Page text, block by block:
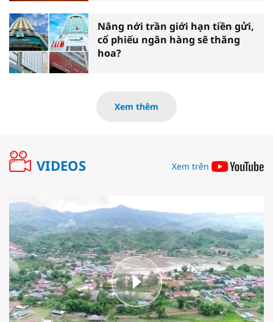
Nâng nới trần giới hạn tiền gửi,
cổ phiếu ngân hàng sẽ thăng
hoa?
Xem thêm
VIDEOS Xem trên